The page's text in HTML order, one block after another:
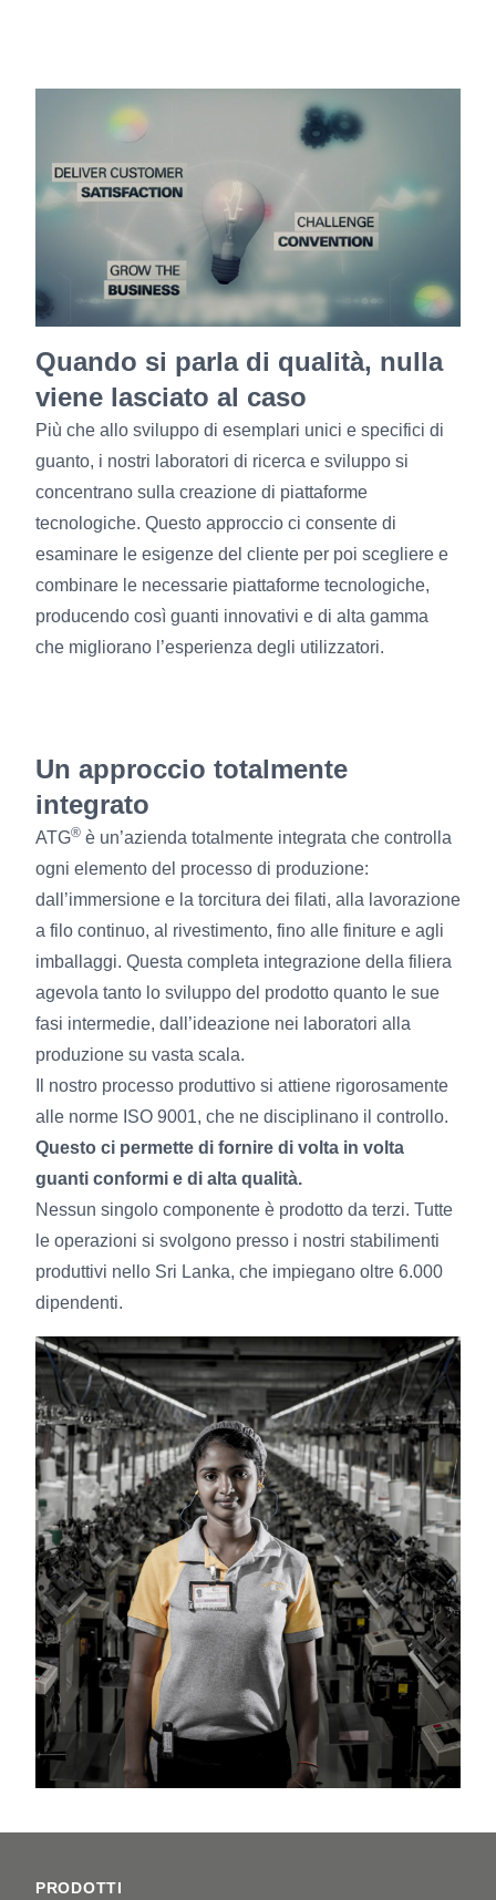
Quando si parla di qualità, nulla
viene lasciato al caso
Più che allo sviluppo di esemplari unici e specifici di
guanto, i nostri laboratori di ricerca e sviluppo si
concentrano sulla creazione di piattaforme
tecnologiche. Questo approccio ci consente di
esaminare le esigenze del cliente per poi scegliere e
combinare le necessarie piattaforme tecnologiche,
producendo così guanti innovativi e di alta gamma
che migliorano l’esperienza degli utilizzatori.
Un approccio totalmente
integrato
ATG® è un’azienda totalmente integrata che controlla
ogni elemento del processo di produzione:
dall’immersione e la torcitura dei filati, alla lavorazione
a filo continuo, al rivestimento, fino alle finiture e agli
imballaggi. Questa completa integrazione della filiera
agevola tanto lo sviluppo del prodotto quanto le sue
fasi intermedie, dall’ideazione nei laboratori alla
produzione su vasta scala.
Il nostro processo produttivo si attiene rigorosamente
alle norme ISO 9001, che ne disciplinano il controllo.
Questo ci permette di fornire di volta in volta
guanti conformi e di alta qualità.
Nessun singolo componente è prodotto da terzi. Tutte
le operazioni si svolgono presso i nostri stabilimenti
produttivi nello Sri Lanka, che impiegano oltre 6.000
dipendenti.
PRODOTTI